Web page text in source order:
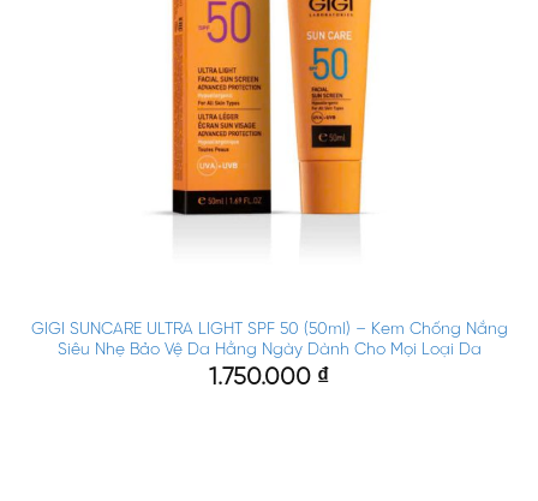
GIGI SUNCARE ULTRA LIGHT SPF 50 (50ml) – Kem Chống Nắng
Siêu Nhẹ Bảo Vệ Da Hằng Ngày Dành Cho Mọi Loại Da
1.750.000 ₫